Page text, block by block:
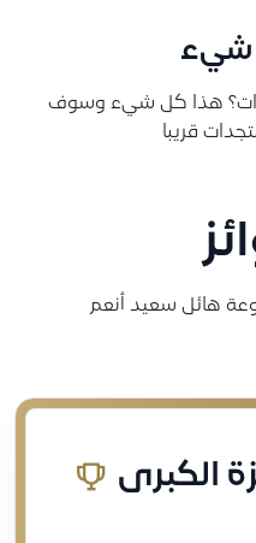
شيء
هذا كل شيء وسوف
هائل سعيد أنعم
الكبرى